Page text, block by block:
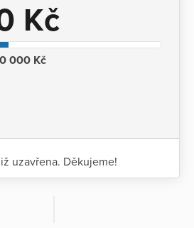
Kč
000 Kč
uzavřena. Děkujeme!